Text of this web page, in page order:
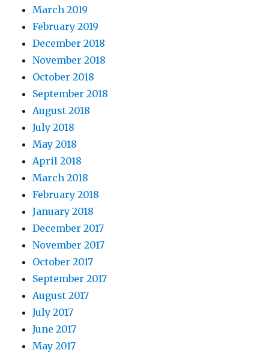
March 2019
February 2019
December 2018
November 2018
October 2018
September 2018
August 2018
July 2018
May 2018
April 2018
March 2018
February 2018
January 2018
December 2017
November 2017
October 2017
September 2017
August 2017
July 2017
June 2017
May 2017